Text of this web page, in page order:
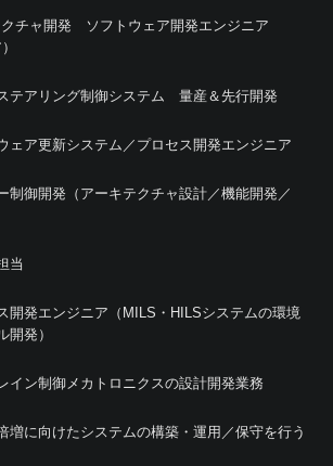
クチャ開発 ソフトウェア開発エンジニア
テアリング制御システム 量産＆先行開発
ェア更新システム／プロセス開発エンジニア
制御開発（アーキテクチャ設計／機能開発／
当
開発エンジニア（MILS・HILSシステムの環境
開発）
イン制御メカトロニクスの設計開発業務
増に向けたシステムの構築・運用／保守を行う